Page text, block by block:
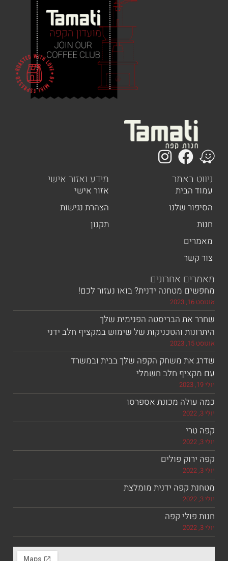
באתר
שלנו
מידע ואזור אישי
אזור אישי
הצהרת נגישות
אחרונים
מטחנה ידנית? בואו נעזור לכם!
הבריסטה הפנימית שלך
והטכניקות של שימוש במקציף חלב ידני
משחק הקפה שלך בבית ובמשרד
חלב חשמלי
מכונת אספרסו
פולים
קפה ידנית מומלצת
קפה